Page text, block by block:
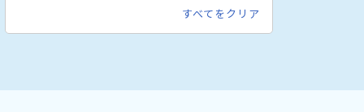
すべてをクリア